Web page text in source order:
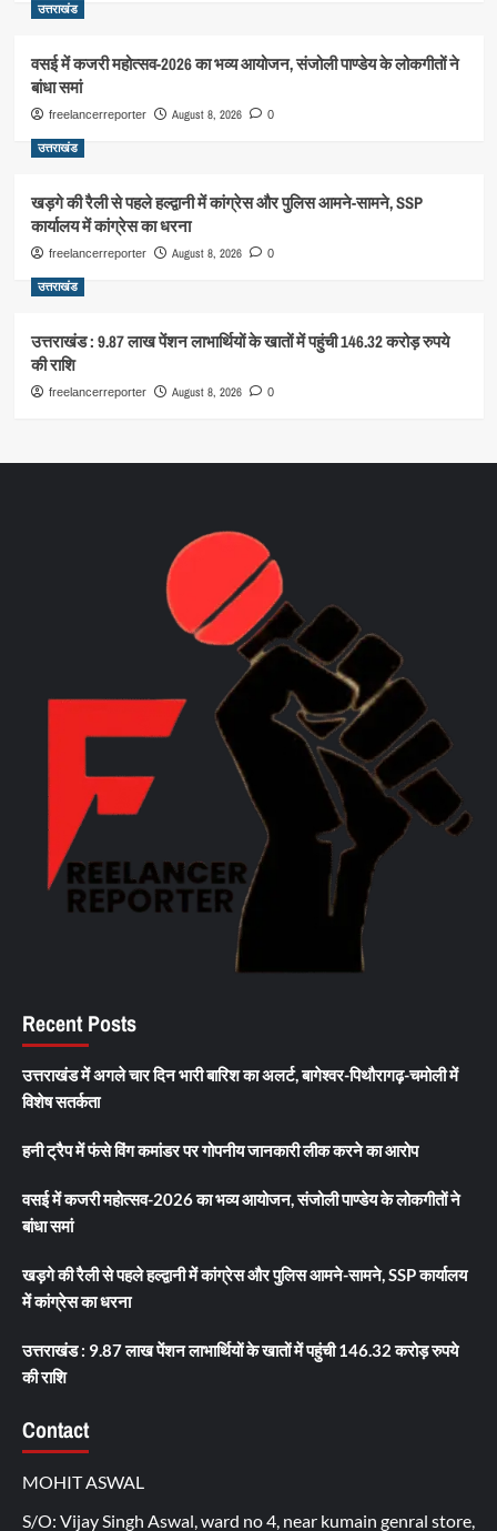
उत्तराखंड
वसई में कजरी महोत्सव-2026 का भव्य आयोजन, संजोली पाण्डेय के लोकगीतों ने
बांधा समां
freelancerreporter August 8, 2026 0
उत्तराखंड
खड़गे की रैली से पहले हल्द्वानी में कांग्रेस और पुलिस आमने-सामने, SSP
कार्यालय में कांग्रेस का धरना
freelancerreporter August 8, 2026 0
उत्तराखंड
उत्तराखंड : 9.87 लाख पेंशन लाभार्थियों के खातों में पहुंची 146.32 करोड़ रुपये
की राशि
freelancerreporter August 8, 2026 0
Recent Posts
उत्तराखंड में अगले चार दिन भारी बारिश का अलर्ट, बागेश्वर-पिथौरागढ़-चमोली में
विशेष सतर्कता
हनी ट्रैप में फंसे विंग कमांडर पर गोपनीय जानकारी लीक करने का आरोप
वसई में कजरी महोत्सव-2026 का भव्य आयोजन, संजोली पाण्डेय के लोकगीतों ने
बांधा समां
खड़गे की रैली से पहले हल्द्वानी में कांग्रेस और पुलिस आमने-सामने, SSP कार्यालय
में कांग्रेस का धरना
उत्तराखंड : 9.87 लाख पेंशन लाभार्थियों के खातों में पहुंची 146.32 करोड़ रुपये
की राशि
Contact
MOHIT ASWAL
S/O: Vijay Singh Aswal, ward no 4, near kumain genral store,